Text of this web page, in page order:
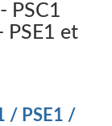
PSC1
PSE1 et
/ PSE1 /